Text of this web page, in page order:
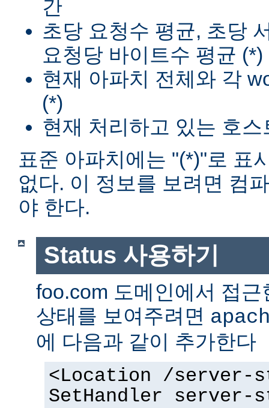
간
초당 요청수 평균, 초당
요청당 바이트수 평균 (*)
현재 아파치 전체와 각
(*)
현재 처리하고 있는 호
표준 아파치에는 "(*)"로 표
없다. 이 정보를 보려면 컴
야 한다.
Status 사용하기
foo.com 도메인에서 접
상태를 보여주려면
에 다음과 같이 추가한다
<Location /server-
SetHandler server-